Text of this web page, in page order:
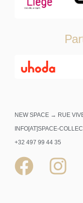
NEW SPACE → RUE
INFO[AT]SPACE-
+32 497 99 44 35